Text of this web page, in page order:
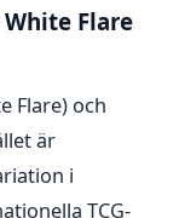
Flare
Flare) och
är
i
TCG-